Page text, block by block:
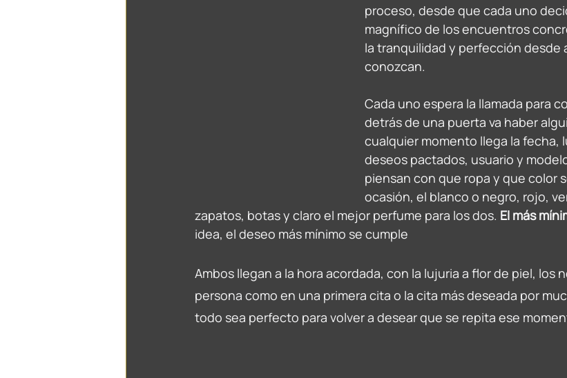
proceso, desde que cada uno
magnífico de los encuentros
la tranquilidad y perfección desde
conozcan.
Cada uno espera la llamada para
detrás de una puerta va haber
cualquier momento llega la fecha,
deseos pactados, usuario y
piensan con que ropa y que color
ocasión, el blanco o negro, rojo,
zapatos, botas y claro el mejor perfume para los dos. El más
idea, el deseo más mínimo se cumple
Ambos llegan a la hora acordada, con la lujuria a flor de piel, los
persona como en una primera cita o la cita más deseada por
todo sea perfecto para volver a desear que se repita ese